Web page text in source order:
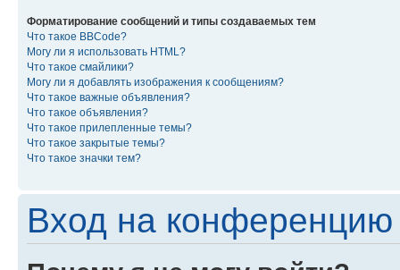
Форматирование сообщений и типы создаваемых тем
Что такое BBCode?
Могу ли я использовать HTML?
Что такое смайлики?
Могу ли я добавлять изображения к сообщениям?
Что такое важные объявления?
Что такое объявления?
Что такое прилепленные темы?
Что такое закрытые темы?
Что такое значки тем?
Вход на конференцию